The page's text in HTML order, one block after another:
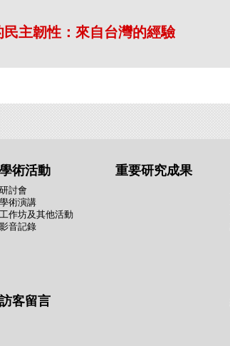
主韌性：來自台灣的經驗
學術活動
研討會
學術演講
工作坊及其他活動
影音記錄
重要研究成果
訪客留言